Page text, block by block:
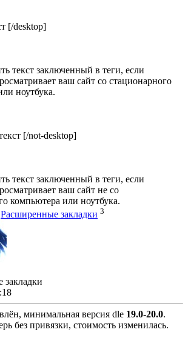
[/desktop]
текст заключенный в теги, если
ваш сайт со стационарного
ноутбука.
[/not-desktop]
текст заключенный в теги, если
ваш сайт не со
компьютера или ноутбука.
Расширенные закладки 3
минимальная версия dle 19.0-20.0.
без привязки, стоимость изменилась.